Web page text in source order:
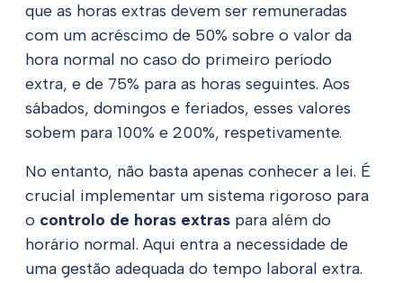
que as horas extras devem ser remuneradas
com um acréscimo de 50% sobre o valor da
hora normal no caso do primeiro período
extra, e de 75% para as horas seguintes. Aos
sábados, domingos e feriados, esses valores
sobem para 100% e 200%, respetivamente.
No entanto, não basta apenas conhecer a lei. É
crucial implementar um sistema rigoroso para
o controlo de horas extras para além do
horário normal. Aqui entra a necessidade de
uma gestão adequada do tempo laboral extra.